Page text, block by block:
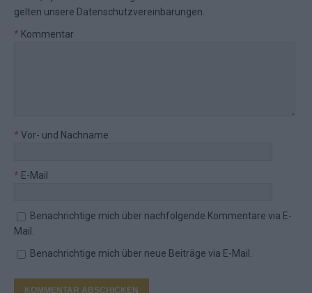
gelten unsere Datenschutzvereinbarungen
* Kommentar
* Vor- und Nachname
* E-Mail
Benachrichtige mich über nachfolgende Kommentare via E-
Mail.
Benachrichtige mich über neue Beiträge via E-Mail.